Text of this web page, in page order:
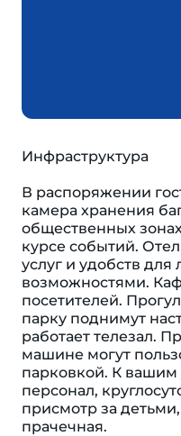
Инфраструктура
В распоряжении
камера хранения
общественных
курсе событий.
услуг и удобств
возможностями.
посетителей.
парку поднимут
работает телезал.
машине могут
парковкой. К
персонал,
присмотр за
прачечная.